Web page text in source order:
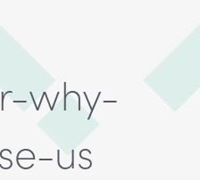
why-
us